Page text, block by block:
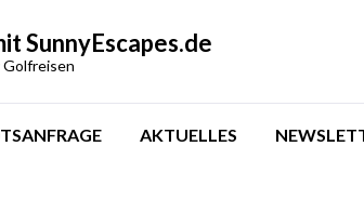
SunnyEscapes.de
Golfreisen
AKTUELLES